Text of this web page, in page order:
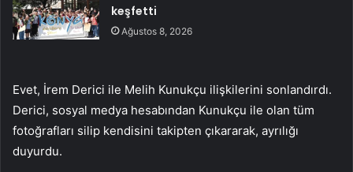
keşfetti
Ağustos 8, 2026
Evet, İrem Derici ile Melih Kunukçu ilişkilerini sonlandırdı.
Derici, sosyal medya hesabından Kunukçu ile olan tüm
fotoğrafları silip kendisini takipten çıkararak, ayrılığı
duyurdu.